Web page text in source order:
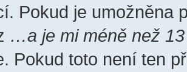
Pokud je umožněna
…a je mi méně než
Pokud toto není ten